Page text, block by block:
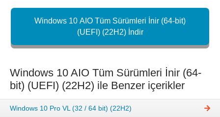
Windows 10 AIO Tüm Sürümleri İnir (64-bit)
(UEFI) (22H2) İndir
Windows 10 AIO Tüm Sürümleri İnir (64-
bit) (UEFI) (22H2) ile Benzer içerikler
Windows 10 Pro VL (32 / 64 bit) (22H2)